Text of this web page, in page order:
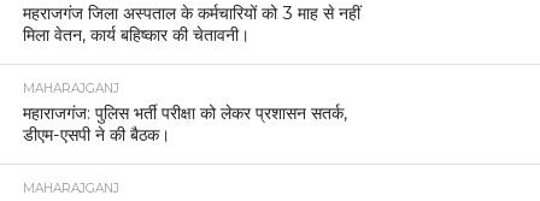
महराजगंज जिला अस्पताल के कर्मचारियों को 3 माह से नहीं
मिला वेतन, कार्य बहिष्कार की चेतावनी।
MAHARAJGANJ
महाराजगंज: पुलिस भर्ती परीक्षा को लेकर प्रशासन सतर्क,
डीएम-एसपी ने की बैठक।
MAHARAJGANJ